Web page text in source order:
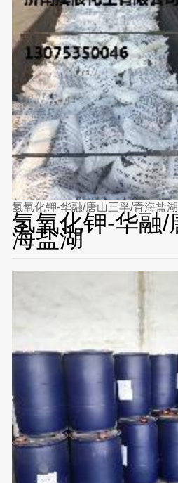
氢氧化钾-华融/唐山三孚/青海盐湖
氢氧化钾-华融/
海盐湖